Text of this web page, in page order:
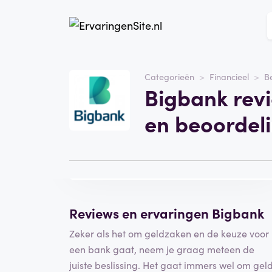
Categorieën Financieel
Bigbank
en
bigbank.nl
Categorie
Financieel
Reviews en ervaringen Bigbank
Zeker als het om geldzaken en de keuze voor
een bank gaat, neem je graag meteen de
juiste beslissing. Het gaat immers wel om geld